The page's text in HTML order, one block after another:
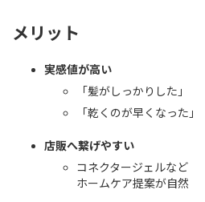
メリット
実感値が高い
「髪がしっかりした」
「乾くのが早くなった」
店販へ繋げやすい
コネクタージェルなど
ホームケア提案が自然